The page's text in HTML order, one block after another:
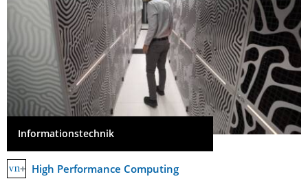
Informationstechnik
High Performance Computing